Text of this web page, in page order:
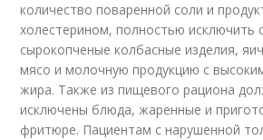
количество поваренной соли и
холестерином, полностью исключить
сырокопченые колбасные изделия,
мясо и молочную продукцию с
жира. Также из пищевого рациона
исключены блюда, жаренные и
фритюре. Пациентам с нарушенной